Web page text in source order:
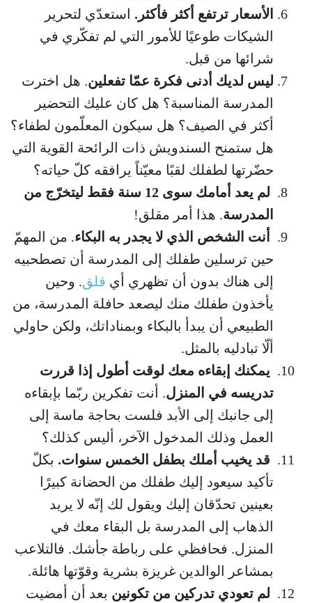
الأسعار ترتفع أكثر فأكثر. استعدّي لتحرير
الشيكات طوعيًا للأمور التي لم تفكّري في
شرائها من قبل.
ليس لديك أدنى فكرة عمّا تفعلين. هل اخترت
المدرسة المناسبة؟ هل كان عليك التحضير
أكثر في الصيف؟ هل سيكون المعلّمون لطفاء؟
هل ستمنح السندويش ذات الرائحة القوية التي
حضّرتها لطفلك لقبًا معيّناً يرافقه كلّ حياته؟
لم يعد أمامك سوى 12 سنة فقط ليتخرّج من
المدرسة. هذا أمر مقلق!
أنت الشخص الذي لا يجدر به البكاء. من المهمّ
حين ترسلين طفلك إلى المدرسة أن تصطحبيه
إلى هناك بدون أن تظهري أي قلق. وحين
يأخذون طفلك منك ليصعد حافلة المدرسة، من
الطبيعي أن يبدأ بالبكاء وبمناداتك، ولكن حاولي
ألّا تبادليه بالمثل.
يمكنك إبقاءه معك لوقت أطول إذا قررت
تدريسه في المنزل. أنت تفكرين ربّما بإبقاءه
إلى جانبك إلى الأبد فلست بحاجة ماسة إلى
العمل وذلك المدخول الآخر، أليس كذلك؟
قد يخيب أملك بطفل الخمس سنوات. بكلّ
تأكيد سيعود إليك طفلك من الحضانة كبيرًا
بعينين تحدّقان إليك ويقول لك إنّه لا يريد
الذهاب إلى المدرسة بل البقاء معك في
المنزل. فحافظي على رباطة جأشك. فالتلاعب
بمشاعر الوالدين غريزة بشرية وقوّتها هائلة.
لم تعودي تدركين من تكونين بعد أن أمضيت